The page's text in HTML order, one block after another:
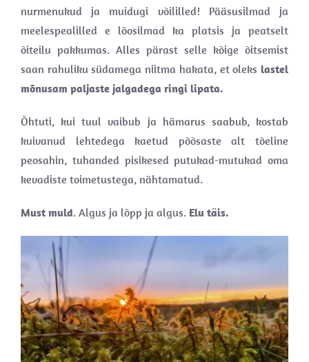
nurmenukud ja muidugi võililled! Pääsusilmad ja
meelespealilled e lõosilmad ka platsis ja peatselt
õiteilu pakkumas. Alles pärast selle kõige õitsemist
saan rahuliku südamega niitma hakata, et olekslastel
mõnusam paljaste jalgadega ringi lipata.
Õhtuti, kui tuul vaibub ja hämarus saabub, kostab
kuivanud lehtedega kaetud põõsaste alt tõeline
peosahin, tuhanded pisikesed putukad-mutukad oma
kevadiste toimetustega, nähtamatud.
Must muld. Algus ja lõpp ja algus. Elu täis.